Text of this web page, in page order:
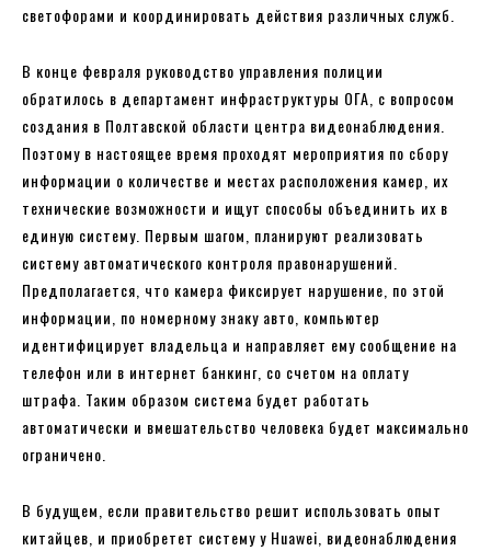
светофорами и координировать действия различных служб.
В конце февраля руководство управления полиции
обратилось в департамент инфраструктуры ОГА, с вопросом
создания в Полтавской области центра видеонаблюдения.
Поэтому в настоящее время проходят мероприятия по сбору
информации о количестве и местах расположения камер, их
технические возможности и ищут способы объединить их в
единую систему. Первым шагом, планируют реализовать
систему автоматического контроля правонарушений.
Предполагается, что камера фиксирует нарушение, по этой
информации, по номерному знаку авто, компьютер
идентифицирует владельца и направляет ему сообщение на
телефон или в интернет банкинг, со счетом на оплату
штрафа. Таким образом система будет работать
автоматически и вмешательство человека будет максимально
ограничено.
В будущем, если правительство решит использовать опыт
китайцев, и приобретет систему у Huawei, видеонаблюдения